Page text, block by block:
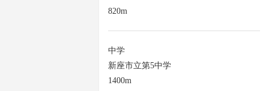
820m
中学
新座市立第5中学
1400m